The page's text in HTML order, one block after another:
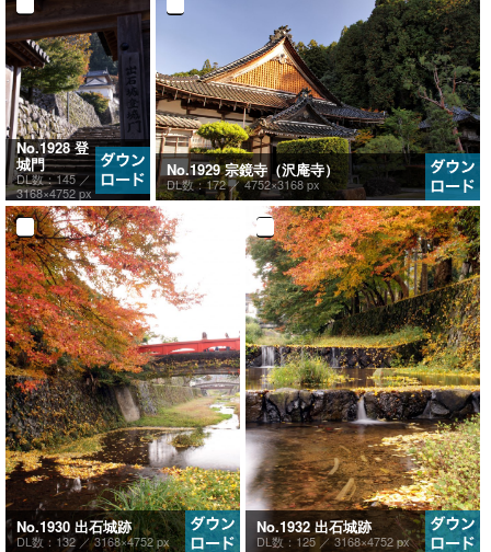
No.1928 登
城門
DL数：145 ／
3168×4752 px
No.1929 宗鏡寺（沢庵寺）
DL数：172 ／4752×3168 px
No.1930 出石城跡
DL数：132 ／3168×4752 px
No.1932 出石城跡
DL数：125 ／3168×4752 px